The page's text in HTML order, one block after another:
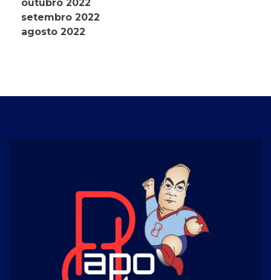
outubro 2022
setembro 2022
agosto 2022